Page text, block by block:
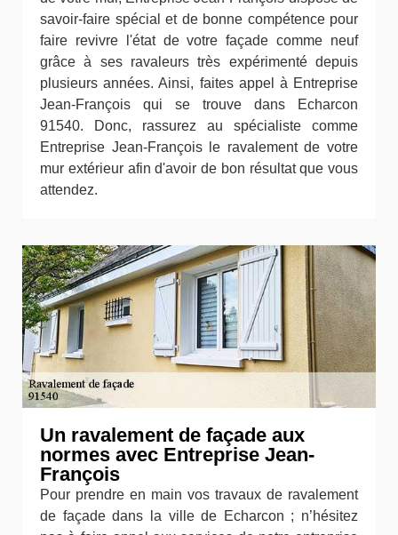
savoir-faire spécial et de bonne compétence pour
faire revivre l'état de votre façade comme neuf
grâce à ses ravaleurs très expérimenté depuis
plusieurs années. Ainsi, faites appel à Entreprise
Jean-François qui se trouve dans Echarcon
91540. Donc, rassurez au spécialiste comme
Entreprise Jean-François le ravalement de votre
mur extérieur afin d'avoir de bon résultat que vous
attendez.
Un ravalement de façade aux
normes avec Entreprise Jean-
François
Pour prendre en main vos travaux de ravalement
de façade dans la ville de Echarcon ; n’hésitez